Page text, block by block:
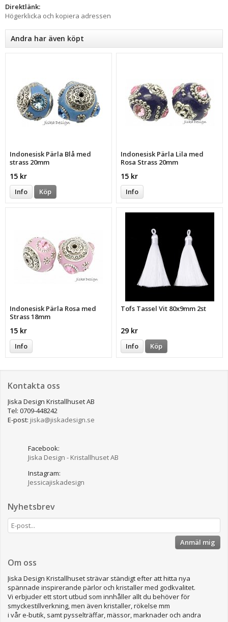
Direktlänk:
Högerklicka och kopiera adressen
Andra har även köpt
Indonesisk Pärla Blå med
strass 20mm
15 kr
Info Köp
Indonesisk Pärla Lila med
Rosa Strass 20mm
15 kr
Info
Indonesisk Pärla Rosa med
Strass 18mm
15 kr
Info
Tofs Tassel Vit 80x9mm 2st
29 kr
Info Köp
Kontakta oss
Jiska Design Kristallhuset AB
Tel: 0709-448242
E-post: jiska@jiskadesign.se
Facebook:
Jiska Design - Kristallhuset AB
Instagram:
Jessicajiskadesign
Nyhetsbrev
Anmäl mig
Om oss
Jiska Design Kristallhuset strävar ständigt efter att hitta nya
spännade inspirerande pärlor och kristaller med godkvalitet.
Vi erbjuder ett stort utbud som innhåller allt du behöver för
smyckestillverkning, men även kristaller, rökelse mm
i vår e-butik, samt pysselträffar, mässor, marknader och andra